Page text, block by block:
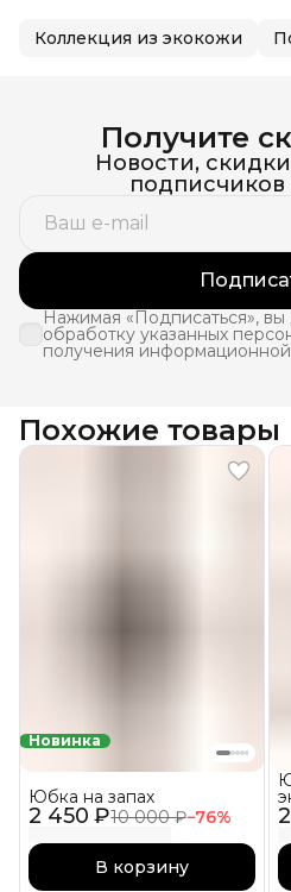
Коллекция из экокожи
Получите
Новости,
подписчиков
Нажимая «Подписаться», вы
обработку указанных
получения
Похожие товары
Новинка
2 450 ₽10 000 ₽−76%
Юбка на запах
В корзину